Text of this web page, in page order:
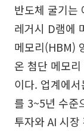
반도체 굴기는
레거시 D램에
메모리(HBM)
온 첨단 메모
이다. 업계에
를 3~5년 수준
투자와 AI 시